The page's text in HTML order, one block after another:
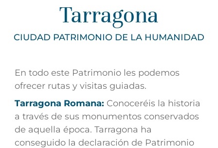
Tarragona
CIUDAD PATRIMONIO DE LA HUMANIDAD
En todo este Patrimonio les podemos
ofrecer rutas y visitas guiadas.
Tarragona Romana: Conoceréis la historia
a través de sus monumentos conservados
de aquella época. Tarragona ha
conseguido la declaración de Patrimonio